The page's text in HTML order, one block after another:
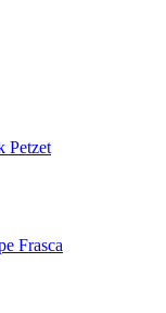
Petzet
Frasca